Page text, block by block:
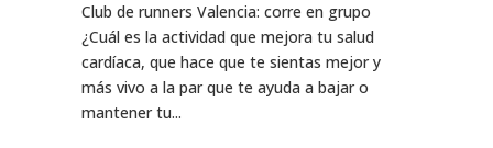
Club de runners Valencia: corre en grupo
¿Cuál es la actividad que mejora tu salud
cardíaca, que hace que te sientas mejor y
más vivo a la par que te ayuda a bajar o
mantener tu...